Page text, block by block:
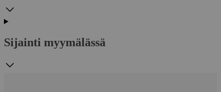
Sijainti myymälässä